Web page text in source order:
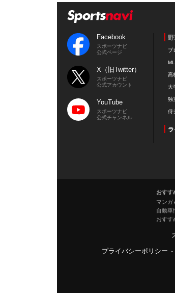
Facebook
スポーツナビ
公式ページ
X（旧Twitter）
スポーツナビ
公式アカウント
YouTube
スポーツナビ
公式チャンネル
プ
高
大
独
侍
おすす
マンガ
自動車
おすす
プライバシーポリシー -